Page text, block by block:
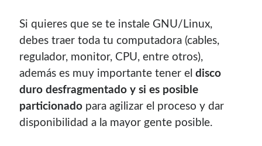
Si quieres que se te instale GNU/Linux,
debes traer toda tu computadora (cables,
regulador, monitor, CPU, entre otros),
además es muy importante tener eldisco
duro desfragmentado y si es posible
particionado para agilizar el proceso y dar
disponibilidad a la mayor gente posible.